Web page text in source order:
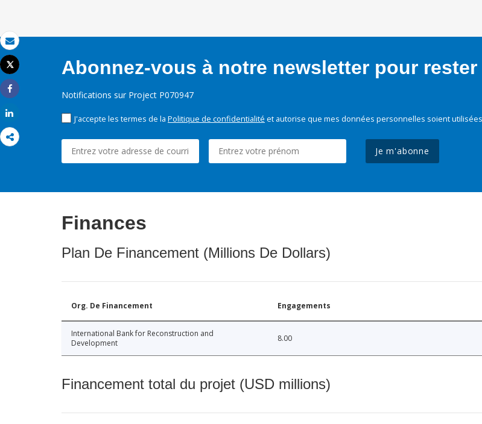
Email
Imprimer
Tweet
Share
Abonnez-vous à notre newsletter pour
Notifications sur Project P070947
J'accepte les termes de la Politique de confidentialité et autorise que mes données personnelles soient
Je m'abonne
Finances
Plan De Financement (Millions De Dollars)
Org. De Financement Engagements
International Bank for Reconstruction and
Development
8.00
Financement total du projet (USD millions)